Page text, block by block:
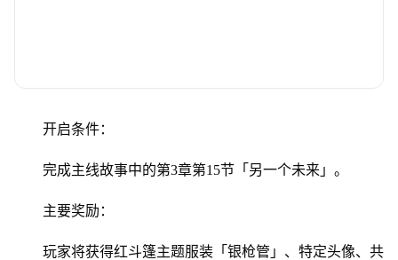
开启条件：
完成主线故事中的第3章第15节「另一个未来」。
主要奖励：
玩家将获得红斗篷主题服装「银枪管」、特定头像、共